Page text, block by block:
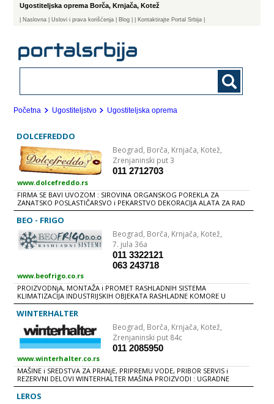
Ugostiteljska oprema Borča, Krnjača, Kotež
Naslovna | Uslovi i prava korišćenja Blog | Kontaktirajte Portal Srbija |
Početna Ugostiteljstvo Ugostiteljska oprema
DOLCEFREDDO
Beograd, Borča, Krnjača, Kotež,
Zrenjaninski put 3
011 2712703
www.dolcefreddo.rs
FIRMA SE BAVI UVOZOM : SIROVINA ORGANSKOG POREKLA ZA
ZANATSKO POSLASTIČARSVO i PEKARSTVO DEKORACIJA ALATA ZA RAD
MAŠINA ZA PROIZVODNjU
BEO - FRIGO
Beograd, Borča, Krnjača, Kotež,
7. jula 36a
011 3322121
063 243718
www.beofrigo.co.rs
PROIZVODNjA, MONTAŽA i PROMET RASHLADNIH SISTEMA
KLIMATIZACIJA INDUSTRIJSKIH OBJEKATA RASHLADNE KOMORE U
PREHRAMBENOJ INDUSTRIJI PROJEKTOVANjE SERVIS RASHLADNA
OPREMA ZA UGOSTITELjSTVO : PULTNE RASHLADNE VITRINE ZIDNE
RASHLADNE VITRINE VERTKALNE "MULTI-DECK" RASHLADNE VITRINE
VERTIKALNE "ROLL IN" RASHLADNE VITRINE VERTIKALNE RASHLADNE
VITRINE SA STAKLENIM VRATIMA
WINTERHALTER
Beograd, Borča, Krnjača, Kotež,
Zrenjaninski put 84c
011 2085950
www.winterhalter.co.rs
MAŠINE i SREDSTVA ZA PRANjE, PRIPREMU VODE, PRIBOR SERVIS i
REZERVNI DELOVI WINTERHALTER MAŠINA PROIZVODI : UGRADNE
MAŠINE MAŠINE ZA PRANjE CRNOG POSUĐA PROTOČNE MAŠINE
TRAČNE MAŠINE i MAŠINE SA AUTOMATSKIM TRANSPORTOM KORPI
LEROS